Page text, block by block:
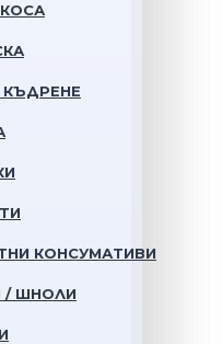
КЪДРЕНЕ
КОНСУМАТИВИ
/ ШНОЛИ